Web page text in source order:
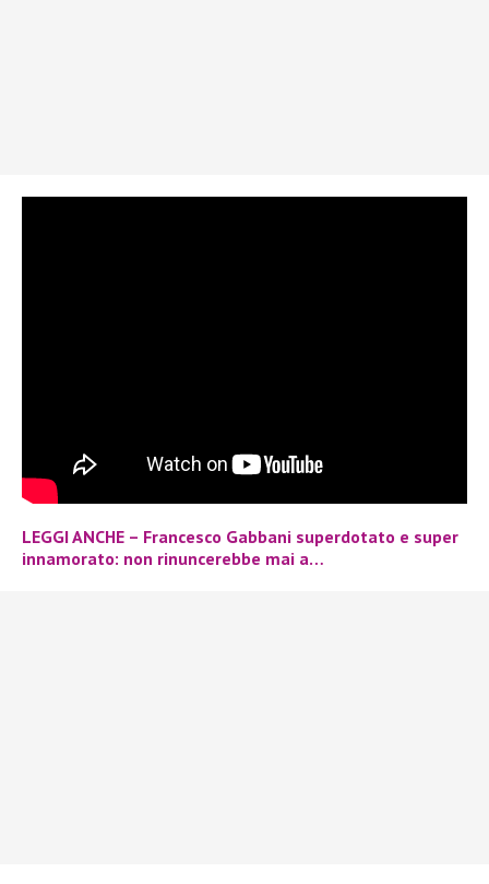
LEGGI ANCHE – Francesco Gabbani superdotato e super
innamorato: non rinuncerebbe mai a…